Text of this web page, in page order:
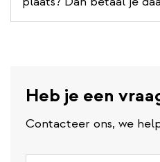
Heb je een
Contacteer ons, we